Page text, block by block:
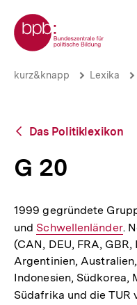
zum
Seiteninhalt
springen
Zur Startseite der bpb
kurz&knapp Lexika
Zurück
Übersicht
Das Politiklexikon
G 20
1999 gegründete
und Interner
Link:
Schwellenländer.
(CAN, DEU, FRA,
Argentinien,
Indonesien, Südkorea,
Südafrika und die TUR